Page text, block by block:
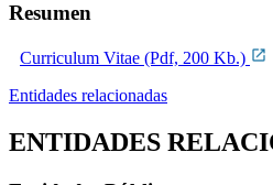
Resumen
Curriculum Vitae (Pdf, 200 Kb.)
Entidades relacionadas
ENTIDADES